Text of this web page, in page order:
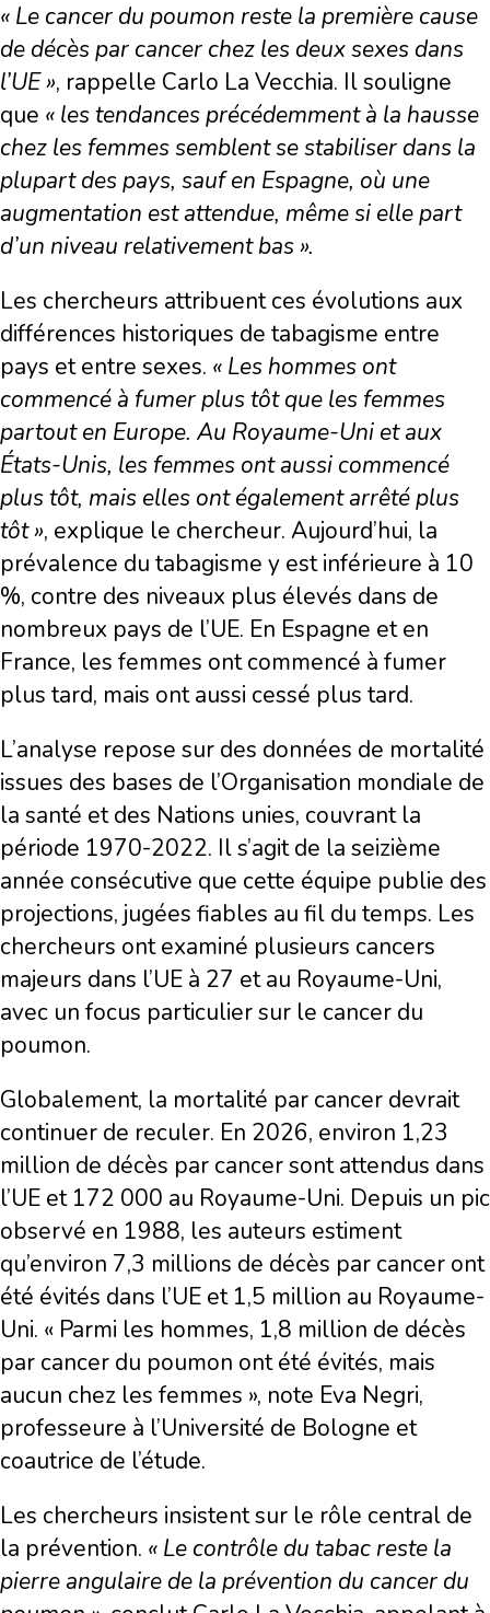
« Le cancer du poumon reste la première cause
de décès par cancer chez les deux sexes dans
l’UE », rappelle Carlo La Vecchia. Il souligne
que « les tendances précédemment à la hausse
chez les femmes semblent se stabiliser dans la
plupart des pays, sauf en Espagne, où une
augmentation est attendue, même si elle part
d’un niveau relativement bas ».
Les chercheurs attribuent ces évolutions aux
différences historiques de tabagisme entre
pays et entre sexes. « Les hommes ont
commencé à fumer plus tôt que les femmes
partout en Europe. Au Royaume-Uni et aux
États-Unis, les femmes ont aussi commencé
plus tôt, mais elles ont également arrêté plus
tôt », explique le chercheur. Aujourd’hui, la
prévalence du tabagisme y est inférieure à 10
%, contre des niveaux plus élevés dans de
nombreux pays de l’UE. En Espagne et en
France, les femmes ont commencé à fumer
plus tard, mais ont aussi cessé plus tard.
L’analyse repose sur des données de mortalité
issues des bases de l’Organisation mondiale de
la santé et des Nations unies, couvrant la
période 1970-2022. Il s’agit de la seizième
année consécutive que cette équipe publie des
projections, jugées fiables au fil du temps. Les
chercheurs ont examiné plusieurs cancers
majeurs dans l’UE à 27 et au Royaume-Uni,
avec un focus particulier sur le cancer du
poumon.
Globalement, la mortalité par cancer devrait
continuer de reculer. En 2026, environ 1,23
million de décès par cancer sont attendus dans
l’UE et 172 000 au Royaume-Uni. Depuis un pic
observé en 1988, les auteurs estiment
qu’environ 7,3 millions de décès par cancer ont
été évités dans l’UE et 1,5 million au Royaume-
Uni. « Parmi les hommes, 1,8 million de décès
par cancer du poumon ont été évités, mais
aucun chez les femmes », note Eva Negri,
professeure à l’Université de Bologne et
coautrice de l’étude.
Les chercheurs insistent sur le rôle central de
la prévention. « Le contrôle du tabac reste la
pierre angulaire de la prévention du cancer du